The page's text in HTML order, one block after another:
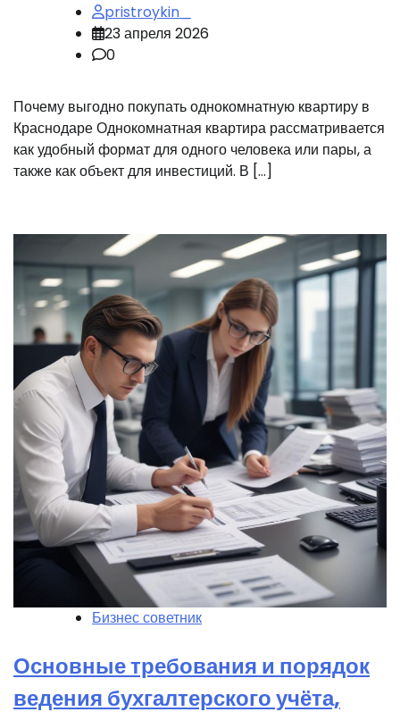
pristroykin_
23 апреля 2026
0
Почему выгодно покупать однокомнатную квартиру в
Краснодаре Однокомнатная квартира рассматривается
как удобный формат для одного человека или пары, а
также как объект для инвестиций. В […]
Бизнес советник
Основные требования и порядок
ведения бухгалтерского учёта,